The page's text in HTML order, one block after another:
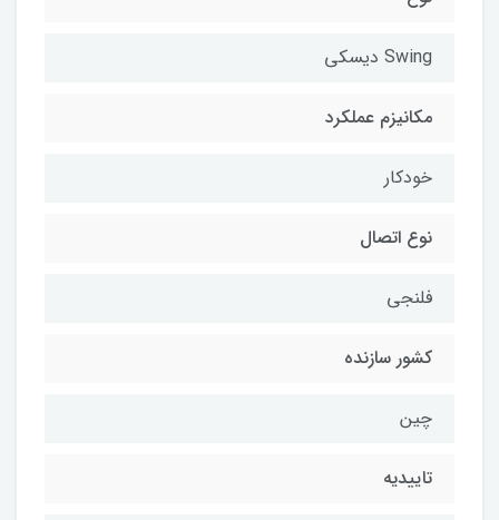
Swing دیسکی
مکانیزم عملکرد
خودکار
نوع اتصال
فلنجی
کشور سازنده
چین
تاییدیه